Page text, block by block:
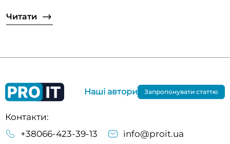
Читати
Контакти:
+38066-423-39-13
info@proit.ua
Наші автори Запропонувати статтю